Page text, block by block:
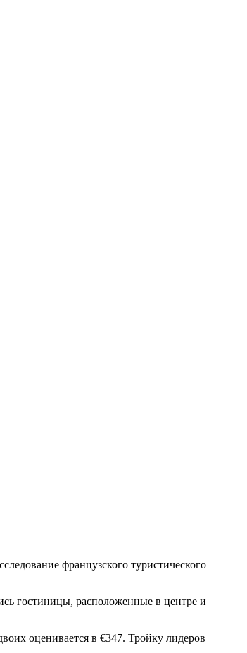
французского туристического
гостиницы, расположенные в центре и
оценивается в €347. Тройку лидеров